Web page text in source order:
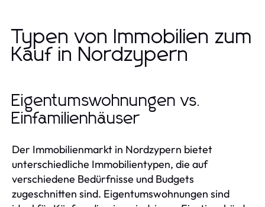
Typen von Immobilien zum
Kauf in Nordzypern
Eigentumswohnungen vs.
Einfamilienhäuser
Der Immobilienmarkt in Nordzypern bietet
unterschiedliche Immobilientypen, die auf
verschiedene Bedürfnisse und Budgets
zugeschnitten sind. Eigentumswohnungen sind